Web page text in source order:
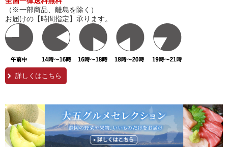
（※一部商品、離島を除く）
お届けの【時間指定】承ります。
詳しくはこちら